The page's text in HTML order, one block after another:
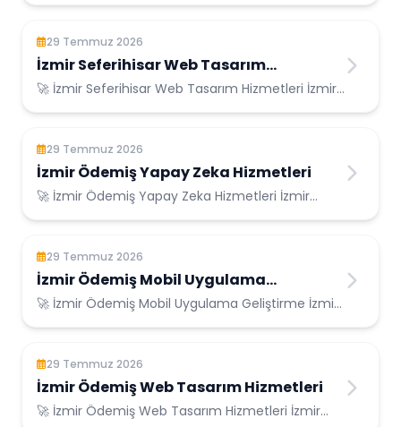
29 Temmuz 2026
İzmir Seferihisar Web Tasarım
Hizmetleri
🚀 İzmir Seferihisar Web Tasarım Hizmetleri İzmir
29 Temmuz 2026
İzmir Ödemiş Yapay Zeka Hizmetleri
🚀 İzmir Ödemiş Yapay Zeka Hizmetleri İzmir
29 Temmuz 2026
İzmir Ödemiş Mobil Uygulama
Geliştirme
🚀 İzmir Ödemiş Mobil Uygulama Geliştirme İzmir
29 Temmuz 2026
İzmir Ödemiş Web Tasarım Hizmetleri
🚀 İzmir Ödemiş Web Tasarım Hizmetleri İzmir